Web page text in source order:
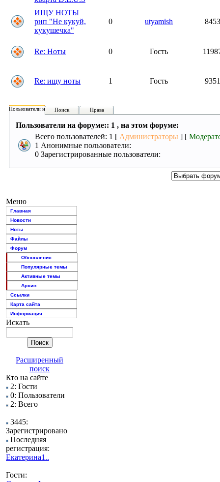
ИЩУ НОТЫ
рнп "Не кукуй,
кукушечка"
0 utyamish
Re: Ноты 0 Гость
Re: ищу ноты 1 Гость
Пользователи на форуме:
Поиск Права
Пользователи на форуме:: 1 , на этом форуме:
Всего пользователей: 1 [ Администраторы ] [
1 Анонимные пользователи:
0 Зарегистрированные пользователи:
Меню
Главная
Новости
Ноты
Файлы
Форум
Обновления
Популярные темы
Активные темы
Архив
Ссылки
Карта сайта
Информация
Искать
Расширенный
поиск
Кто на сайте
2: Гости
0: Пользователи
2: Всего
3445:
Зарегистрировано
Последняя
регистрация:
Екатерина1..
Гости: